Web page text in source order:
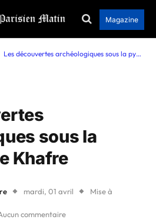
Magazine
Les découvertes archéologiques sous la pyramide de Khafre
sous la
Khafre
mardi, 01 avril Mise à
commentaire